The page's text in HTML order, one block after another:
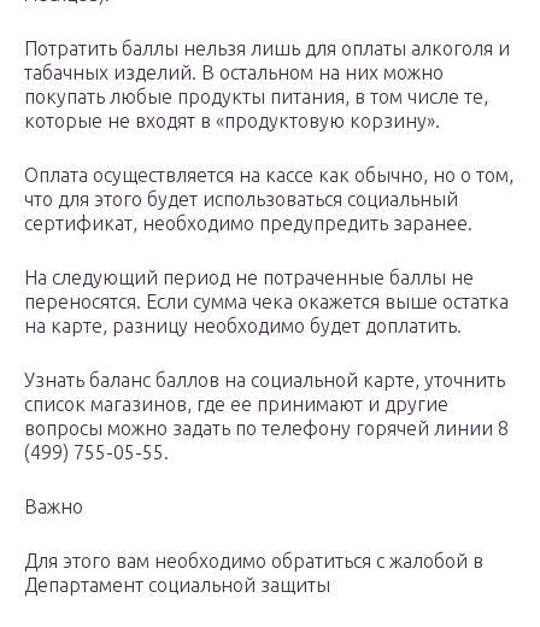
Потратить баллы нельзя лишь для оплаты алкоголя и
табачных изделий. В остальном на них можно
покупать любые продукты питания, в том числе те,
которые не входят в «продуктовую корзину».
Оплата осуществляется на кассе как обычно, но о том,
что для этого будет использоваться социальный
сертификат, необходимо предупредить заранее.
На следующий период не потраченные баллы не
переносятся. Если сумма чека окажется выше остатка
на карте, разницу необходимо будет доплатить.
Узнать баланс баллов на социальной карте, уточнить
список магазинов, где ее принимают и другие
вопросы можно задать по телефону горячей линии 8
(499) 755-05-55.
Важно
Для этого вам необходимо обратиться с жалобой в
Департамент социальной защиты